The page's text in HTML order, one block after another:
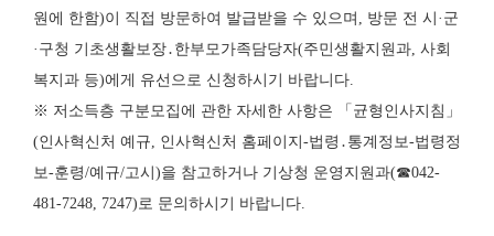
원에 한함)이 직접 방문하여 발급받을 수 있으며, 방문 전 시·군
·구청 기초생활보장․한부모가족담당자(주민생활지원과, 사회
복지과 등)에게 유선으로 신청하시기 바랍니다.
※ 저소득층 구분모집에 관한 자세한 사항은 「균형인사지침」
(인사혁신처 예규, 인사혁신처 홈페이지-법령․통계정보-법령정
보-훈령/예규/고시)을 참고하거나 기상청 운영지원과(☎042-
481-7248, 7247)로 문의하시기 바랍니다.